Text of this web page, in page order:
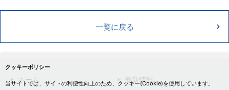
一覧に戻る
クッキーポリシー
当サイトでは、サイトの利便性向上のため、クッキー(Cookie)を使用しています。
ホーム 最新情報